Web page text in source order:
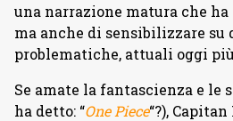
una narrazione matura che
ma anche di sensibilizzare su
problematiche, attuali oggi
Se amate la fantascienza e le
ha detto: “One Piece“?),